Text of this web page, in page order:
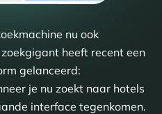
nu ook
heeft recent een
gelanceerd:
je nu zoekt naar hotels
interface tegenkomen.